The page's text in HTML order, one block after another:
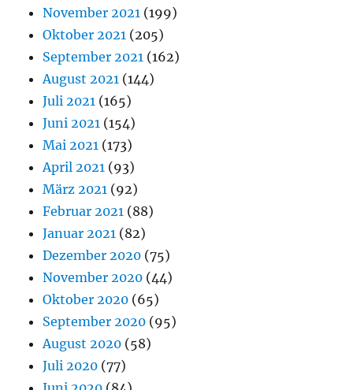
November 2021 (199)
Oktober 2021 (205)
September 2021 (162)
August 2021 (144)
Juli 2021 (165)
Juni 2021 (154)
Mai 2021 (173)
April 2021 (93)
März 2021 (92)
Februar 2021 (88)
Januar 2021 (82)
Dezember 2020 (75)
November 2020 (44)
Oktober 2020 (65)
September 2020 (95)
August 2020 (58)
Juli 2020 (77)